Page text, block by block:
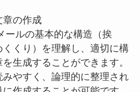
章の作成
ールの基本的な構造（挨
くり）を理解し、適切に構
生成することができます。
みやすく、論理的に整理され